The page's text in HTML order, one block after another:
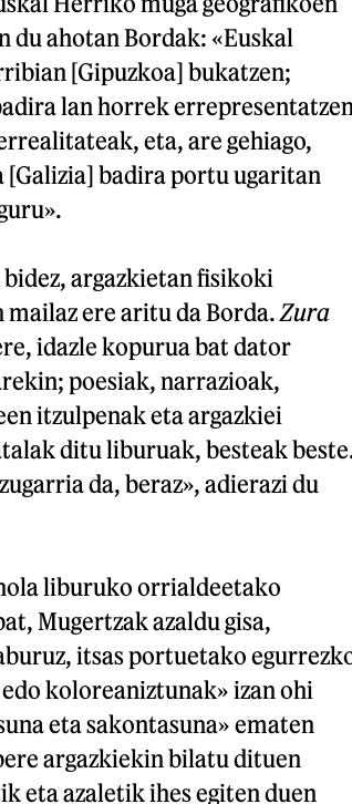
du ahotan Bordak: «Euskal
[Gipuzkoa] bukatzen;
lan horrek
eta, are gehiago,
badira portu ugaritan
argazkietan fisikoki
mailaz ere aritu da Borda.Zura
idazle kopurua bat dator
poesiak, narrazioak,
itzulpenak eta argazkiei
ditu liburuak, besteak
da, beraz», adierazi du
liburuko orrialdeetako
Mugertzak azaldu gisa,
itsas portuetako
koloreaniztunak» izan ohi
eta sakontasuna» ematen
argazkiekin bilatu dituen
eta azaletik ihes egiten duen